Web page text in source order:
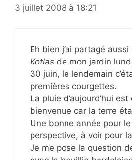
3 juillet 2008 à 18:21
Eh bien j’ai partagé
Kotlas de mon jardin
30 juin, le lendemain
premières courgettes.
La pluie d’aujourd’hui
bienvenue car la terre
Une bonne année pour
perspective, à voir pour
Je me pose la question